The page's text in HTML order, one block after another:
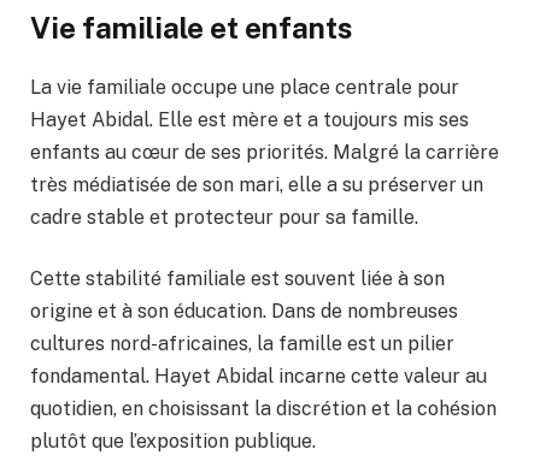
Vie familiale et enfants
La vie familiale occupe une place centrale pour
Hayet Abidal. Elle est mère et a toujours mis ses
enfants au cœur de ses priorités. Malgré la carrière
très médiatisée de son mari, elle a su préserver un
cadre stable et protecteur pour sa famille.
Cette stabilité familiale est souvent liée à son
origine et à son éducation. Dans de nombreuses
cultures nord-africaines, la famille est un pilier
fondamental. Hayet Abidal incarne cette valeur au
quotidien, en choisissant la discrétion et la cohésion
plutôt que l’exposition publique.